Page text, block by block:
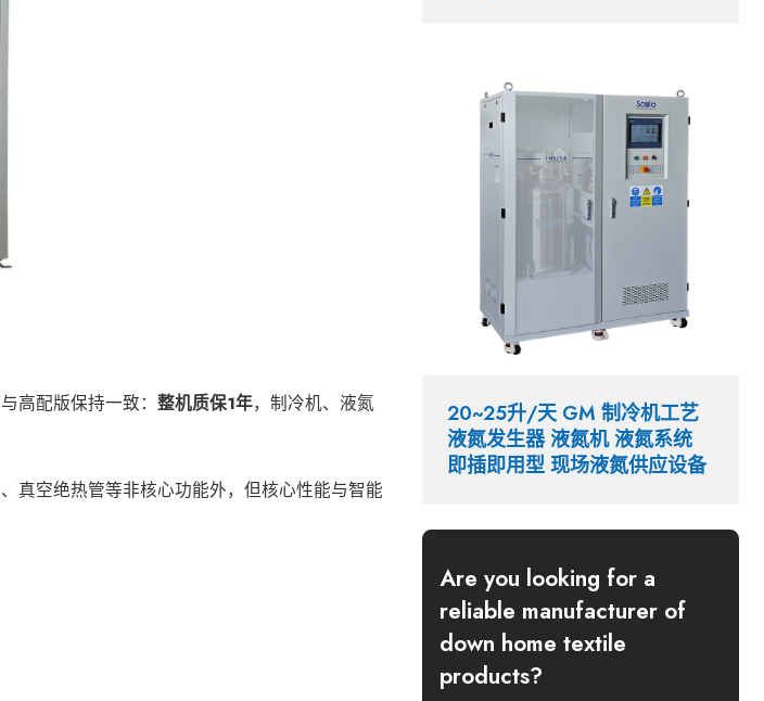
高配版保持一致：整机质保1年，制冷机、液氮
真空绝热管等非核心功能外，但核心性能与智能
20~25升/天 GM 制冷机工艺
液氮发生器 液氮机 液氮系统
即插即用型 现场液氮供应设备
Are you looking for a
reliable manufacturer of
down home textile
products?